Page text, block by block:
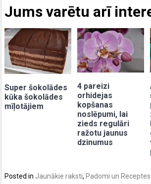
Jums varētu arī
Super šokolādes
kūka šokolādes
mīļotājiem
4 pareizi
orhidejas
kopšanas
noslēpumi, lai
zieds regulāri
ražotu jaunus
dzinumus
Posted in Jaunākie raksti, Padomi un Receptes